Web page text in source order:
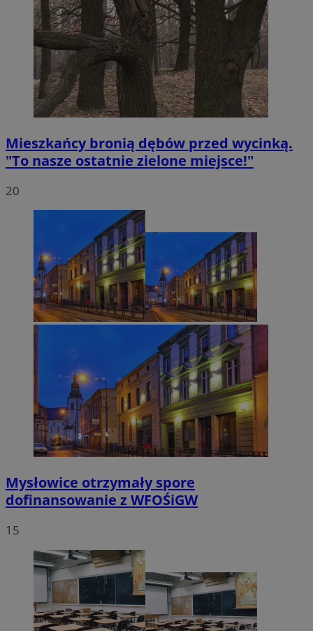
Mieszkańcy bronią dębów przed wycinką.
"To nasze ostatnie zielone miejsce!"
20
Mysłowice otrzymały spore
dofinansowanie z WFOŚiGW
15